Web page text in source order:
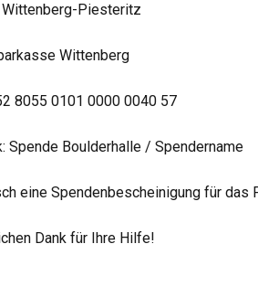
Wittenberg-Piesteritz
Wittenberg
8055 0101 0000 0040 57
Spende Boulderhalle / Spendername
eine Spendenbescheinigung für das
Dank für Ihre Hilfe!